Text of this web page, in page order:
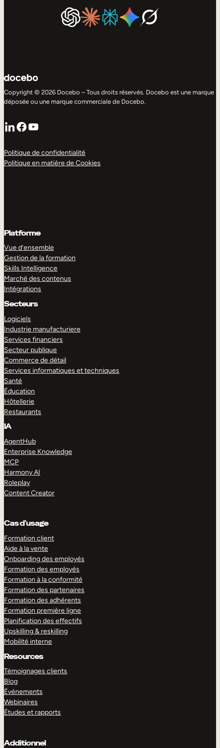
Copyright © 2026 Docebo – Tous droits réservés. Docebo est une marque
déposée ou une marque commerciale de Docebo.
LinkedIn
Facebook
YouTube
Politique de confidentialité
Politique en matière de Cookies
Platforme
Vue d’ensemble
Gestion de la formation
Skills Intelligence
Marché des contenus
Intégrations
Secteurs
Logiciels
Industrie manufacturiere
Services financiers
Secteur publique
Commerce de détail
Services informatiques et techniques
Santé
Éducation
Hôtellerie
Restaurants
IA
AgentHub
Enterprise Knowledge
MCP
Harmony AI
Roleplay
Content Creator
Cas d’usage
Formation client
Aide à la vente
Onboarding des employés
Formation des employés
Formation à la conformité
Formation des partenaires
Formation des adhérents
Formation première ligne
Planification des effectifs
Upskilling & reskilling
Mobilité interne
Resources
Témoignages clients
Blog
Événements
Webinaires
Études et rapports
Additionnel